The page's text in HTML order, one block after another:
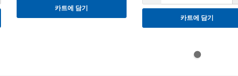
카트에 담기
카트에 담기